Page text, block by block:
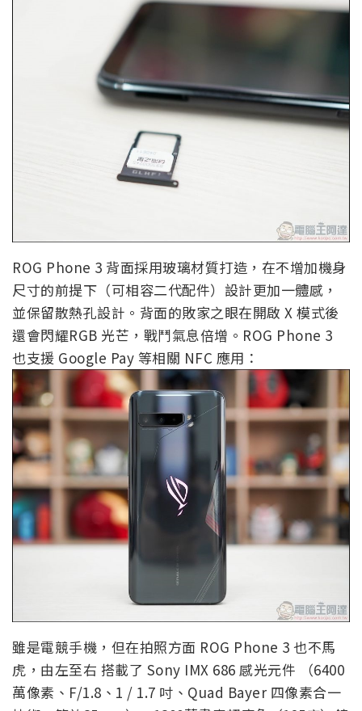
ROG Phone 3 背面採用玻璃材質打造，在不增加機身
尺寸的前提下（可相容二代配件）設計更加一體感，
並保留散熱孔設計。背面的敗家之眼在開啟 X 模式後
還會閃耀RGB 光芒，戰鬥氣息倍增。ROG Phone 3
也支援 Google Pay 等相關 NFC 應用：
雖是電競手機，但在拍照方面 ROG Phone 3 也不馬
虎，由左至右 搭載了 Sony IMX 686 感光元件 （6400
萬像素、F/1.8、1 / 1.7 吋、Quad Bayer 四像素合一